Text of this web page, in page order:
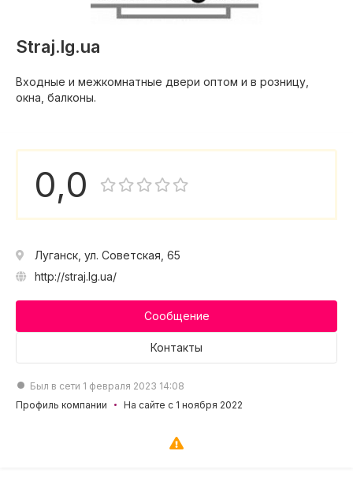
Straj.lg.ua
Входные и межкомнатные двери оптом и в розницу,
окна, балконы.
0,0
Луганск, ул. Советская, 65
http://straj.lg.ua/
Сообщение
Контакты
Был в сети 1 февраля 2023 14:08
Профиль компании
На сайте с 1 ноября 2022